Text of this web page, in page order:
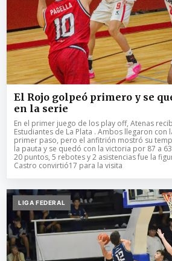
El Rojo golpeó primero y se
en la serie
En el primer juego de los play off, Atenas
Estudiantes de La Plata . Ambos llegaron con
primer paso, pero el anfitrión mostró su
la pauta y se quedó con la victoria por 87 a
20 puntos, 5 rebotes y 2 asistencias fue la
Castro convirtió17 para la visita
LIGA FEDERAL